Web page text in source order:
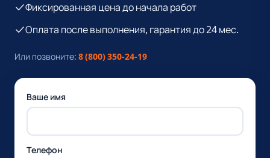
Фиксированная цена до начала работ
Оплата после выполнения, гарантия до 24 мес.
Или позвоните: 8 (800) 350-24-19
Ваше имя
Телефон